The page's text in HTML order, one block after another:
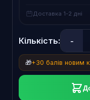
Доставка 1-2 дні
Кількість: -
🎁+30 балів новим